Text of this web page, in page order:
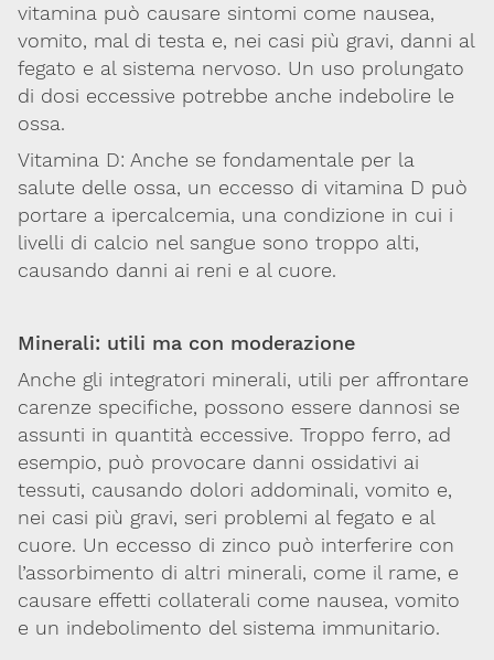
vitamina può causare sintomi come nausea,
vomito, mal di testa e, nei casi più gravi, danni al
fegato e al sistema nervoso. Un uso prolungato
di dosi eccessive potrebbe anche indebolire le
ossa.
Vitamina D: Anche se fondamentale per la
salute delle ossa, un eccesso di vitamina D può
portare a ipercalcemia, una condizione in cui i
livelli di calcio nel sangue sono troppo alti,
causando danni ai reni e al cuore.
Minerali: utili ma con moderazione
Anche gli integratori minerali, utili per affrontare
carenze specifiche, possono essere dannosi se
assunti in quantità eccessive. Troppo ferro, ad
esempio, può provocare danni ossidativi ai
tessuti, causando dolori addominali, vomito e,
nei casi più gravi, seri problemi al fegato e al
cuore. Un eccesso di zinco può interferire con
l’assorbimento di altri minerali, come il rame, e
causare effetti collaterali come nausea, vomito
e un indebolimento del sistema immunitario.
Via Giovanni Pascoli, 3
20129, Milano
P.I. 06792491000
Codice SDI: M5UXCR1
T. 02-29520311
M.Segreteria@sitox.org
La Società
Documenti
Lavoro e Studio Blog English
Cookie Policy Privacy Policy Archivio
Disclaimer
Il contenuto di questo sito è da intendersi a scopo puramente
informativo. La Società Italiana di Tossicologia (SITOX) non
accetta alcuna responsabilità riguardo a possibili errori,
dimenticanze o cattive interpretazioni presenti in queste pagine